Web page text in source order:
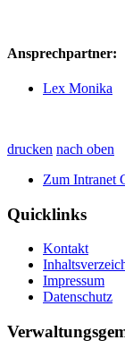
Ansprechpartner:
Lex Monika
drucken nach oben
Zum Intranet
Quicklinks
Kontakt
Impressum
Datenschutz